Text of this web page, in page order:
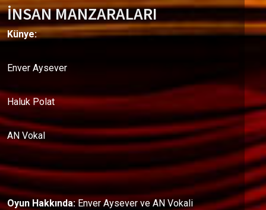
İNSAN MANZARALARI
Künye:
Enver Aysever
Haluk Polat
AN Vokal
Oyun Hakkında:Enver Aysever ve AN Vokali